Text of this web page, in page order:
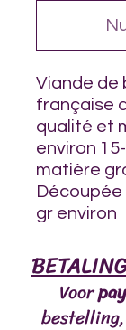
Viande de
française
qualité et
environ
matière
Découpée
gr environ
Voor